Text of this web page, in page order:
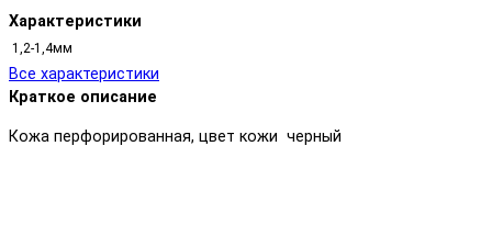
Характеристики
1,2-1,4мм
Все характеристики
Краткое описание
Кожа перфорированная, цвет кожи черный